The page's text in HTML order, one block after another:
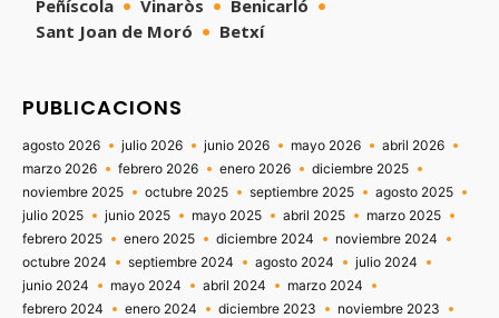
Peñíscola
Vinaròs
Benicarló
Sant Joan de Moró
Betxí
PUBLICACIONS
agosto 2026 julio 2026 junio 2026 mayo 2026
abril 2026
marzo 2026
febrero 2026 enero 2026
diciembre 2025
noviembre 2025
octubre 2025 septiembre 2025
agosto 2025
julio 2025
junio 2025 mayo 2025 abril 2025
marzo 2025
febrero 2025
enero 2025 diciembre 2024
noviembre 2024
octubre 2024
septiembre 2024 agosto 2024
julio 2024
junio 2024
mayo 2024 abril 2024
marzo 2024
febrero 2024
enero 2024 diciembre 2023
noviembre 2023